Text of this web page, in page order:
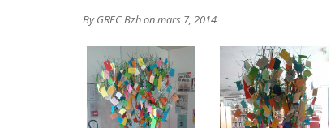
ByGREC Bzhon mars 7, 2014